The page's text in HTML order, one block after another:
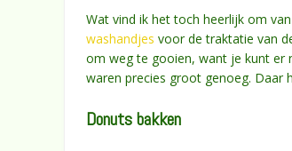
Wat vind ik het toch heerlijk om
washandjes voor de traktatie van
om weg te gooien, want je kunt er
waren precies groot genoeg. Daar
Donuts bakken